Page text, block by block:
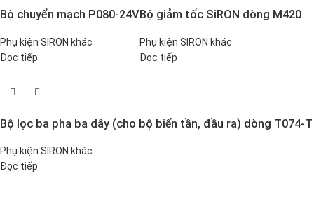
Bộ chuyển mạch P080-24V
Phụ kiện SIRON khác
Đọc tiếp
Bộ giảm tốc SiRON dòng M420
Phụ kiện SIRON khác
Đọc tiếp
Bộ lọc ba pha ba dây (cho bộ biến tần, đầu ra) dòng T074-T
Phụ kiện SIRON khác
Đọc tiếp